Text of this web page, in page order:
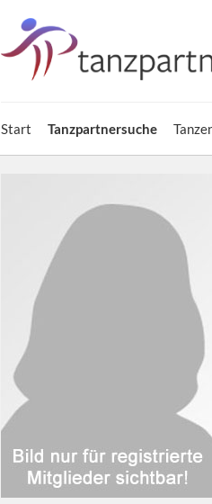
Start Tanzpartnersuche